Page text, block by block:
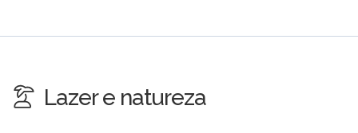
Lazer e natureza